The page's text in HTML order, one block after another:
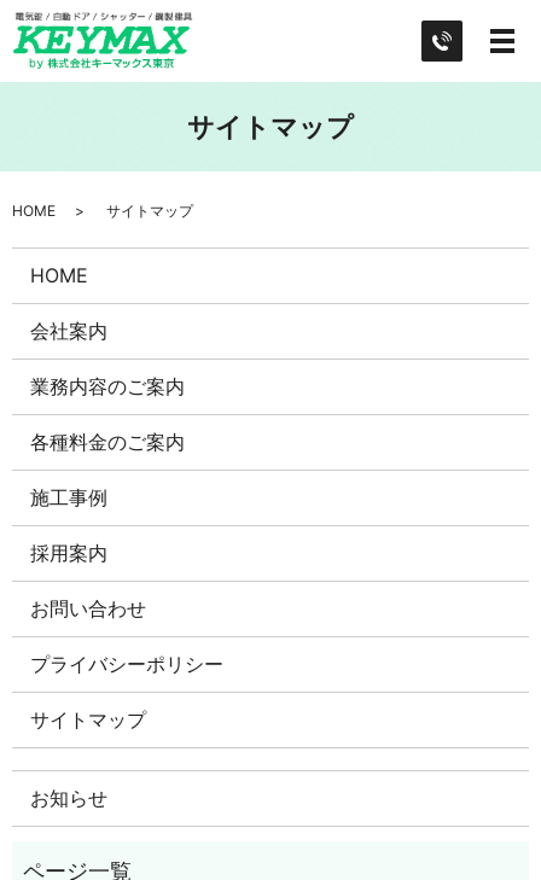
サイトマップ
HOME サイトマップ
HOME
会社案内
業務内容のご案内
各種料金のご案内
施工事例
採用案内
お問い合わせ
プライバシーポリシー
サイトマップ
お知らせ